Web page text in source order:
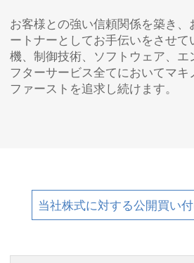
お客様との強い信頼関係を築き
ートナーとしてお手伝いをさせ
機、制御技術、ソフトウェア、エ
フターサービス全てにおいてマキ
ファーストを追求し続けます。
当社株式に対する公開買い